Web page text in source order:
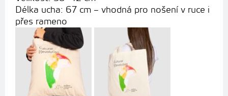
Délka ucha: 67 cm – vhodná pro nošení v ruce i
přes rameno